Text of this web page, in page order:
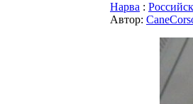
Нарва :
Автор: